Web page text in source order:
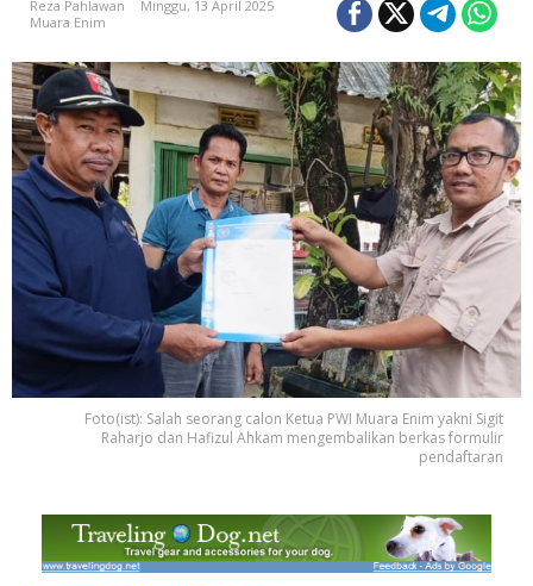
Reza Pahlawan
Minggu, 13 April 2025
Muara Enim
Foto(ist): Salah seorang calon Ketua PWI Muara Enim yakni Sigit
Raharjo dan Hafizul Ahkam mengembalikan berkas formulir
pendaftaran